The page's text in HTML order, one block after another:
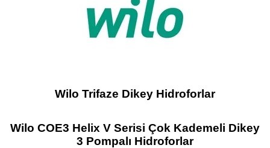
Wilo Trifaze Dikey Hidroforlar
Wilo COE3 Helix V Serisi Çok Kademeli Dikey
3 Pompalı Hidroforlar